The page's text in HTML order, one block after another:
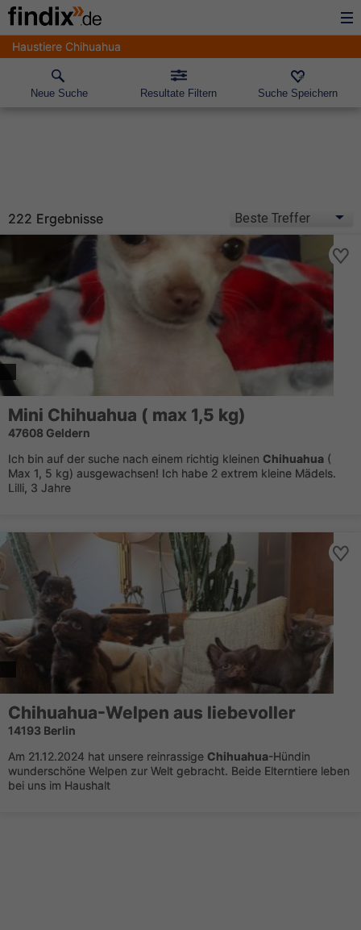
Haustiere Chihuahua
Neue Suche Resultate Filtern Suche Speichern
222 Ergebnisse
Mini Chihuahua ( max 1,5 kg)
47608 Geldern
Ich bin auf der suche nach einem richtig kleinen Chihuahua (
Max 1, 5 kg) ausgewachsen! Ich habe 2 extrem kleine Mädels.
Lilli, 3 Jahre
Chihuahua-Welpen aus liebevoller
14193 Berlin
Am 21.12.2024 hat unsere reinrassige Chihuahua-Hündin
wunderschöne Welpen zur Welt gebracht. Beide Elterntiere leben
bei uns im Haushalt